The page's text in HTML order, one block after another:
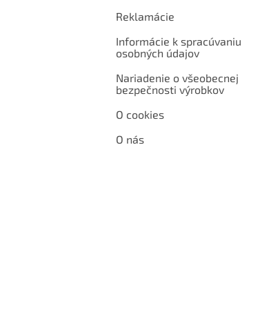
Reklamácie
Informácie k spracúvaniu
osobných údajov
Nariadenie o všeobecnej
bezpečnosti výrobkov
O cookies
O nás